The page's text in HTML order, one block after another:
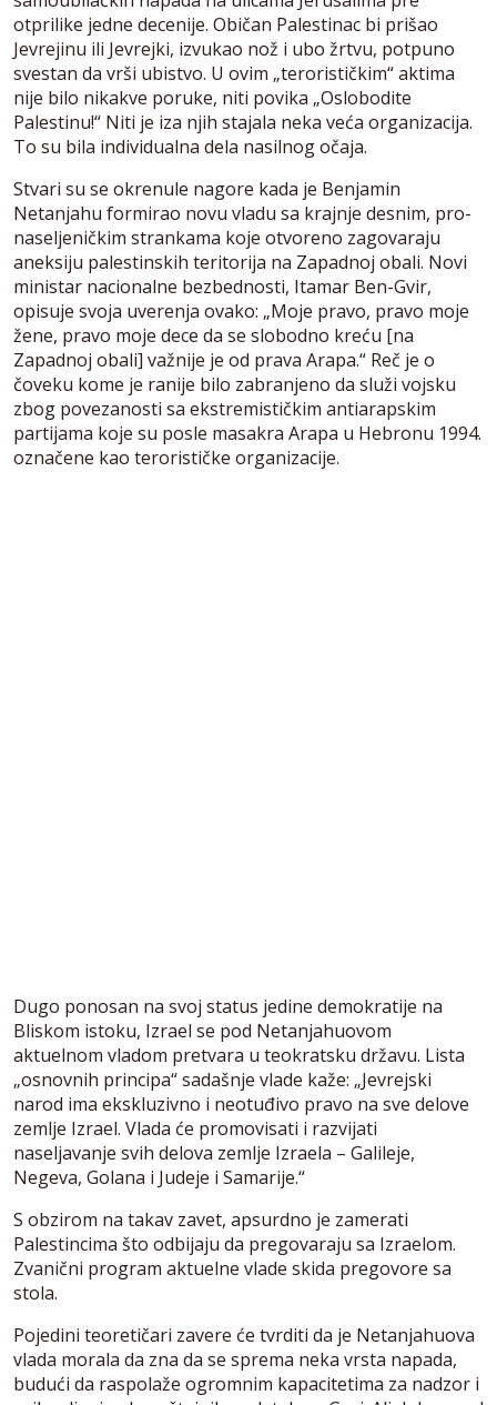
otprilike jedne decenije. Običan Palestinac bi prišao
Jevrejinu ili Jevrejki, izvukao nož i ubo žrtvu, potpuno
svestan da vrši ubistvo. U ovim „terorističkim“ aktima
nije bilo nikakve poruke, niti povika „Oslobodite
Palestinu!“ Niti je iza njih stajala neka veća organizacija.
To su bila individualna dela nasilnog očaja.
Stvari su se okrenule nagore kada je Benjamin
Netanjahu formirao novu vladu sa krajnje desnim, pro-
naseljeničkim strankama koje otvoreno zagovaraju
aneksiju palestinskih teritorija na Zapadnoj obali. Novi
ministar nacionalne bezbednosti, Itamar Ben-Gvir,
opisuje svoja uverenja ovako: „Moje pravo, pravo moje
žene, pravo moje dece da se slobodno kreću [na
Zapadnoj obali] važnije je od prava Arapa.“ Reč je o
čoveku kome je ranije bilo zabranjeno da služi vojsku
zbog povezanosti sa ekstremističkim antiarapskim
partijama koje su posle masakra Arapa u Hebronu 1994.
označene kao terorističke organizacije.
Dugo ponosan na svoj status jedine demokratije na
Bliskom istoku, Izrael se pod Netanjahuovom
aktuelnom vladom pretvara u teokratsku državu. Lista
„osnovnih principa“ sadašnje vlade kaže: „Jevrejski
narod ima ekskluzivno i neotuđivo pravo na sve delove
zemlje Izrael. Vlada će promovisati i razvijati
naseljavanje svih delova zemlje Izraela – Galileje,
Negeva, Golana i Judeje i Samarije.“
S obzirom na takav zavet, apsurdno je zamerati
Palestincima što odbijaju da pregovaraju sa Izraelom.
Zvanični program aktuelne vlade skida pregovore sa
stola.
Pojedini teoretičari zavere će tvrditi da je Netanjahuova
vlada morala da zna da se sprema neka vrsta napada,
budući da raspolaže ogromnim kapacitetima za nadzor i